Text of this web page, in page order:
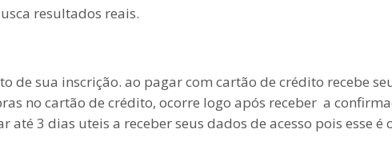
resultados reais.
sua inscrição. ao pagar com cartão de crédito recebe
no cartão de crédito, ocorre logo após receber a
3 dias uteis a receber seus dados de acesso pois esse é